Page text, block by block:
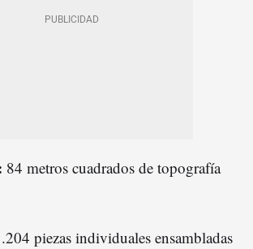
84 metros cuadrados de topografía
piezas individuales ensambladas